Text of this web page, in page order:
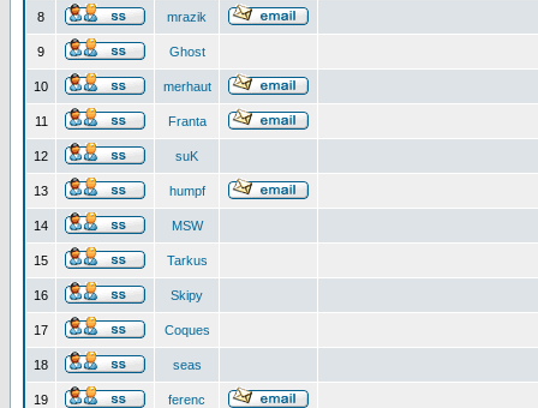
8 mrazik
9 Ghost
10 merhaut
11 Franta
12 suK
13 humpf
14 MSW
15 Tarkus
16 Skipy
17 Coques
18 seas
19 ferenc